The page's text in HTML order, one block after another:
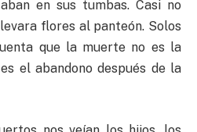
en sus tumbas. Casi no
flores al panteón. Solos
que la muerte no es la
el abandono después de la